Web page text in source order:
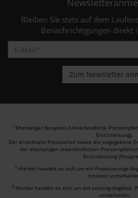
Bleiben Sie stets auf dem
Benachrichtigungen direkt
1 Ehemaliger Neupreis (Unverbindliche
Erstzulassung).
Der errechnete Preisvorteil sowie die angegebene
der ehemaligen unverbindlichen
Erstzulassung
2 Hierbei handelt es sich um ein Finanzierungs-
Irrtümer
3 Hierbei handelt es sich um ein Leasing-Angebot.
vorbehalten.